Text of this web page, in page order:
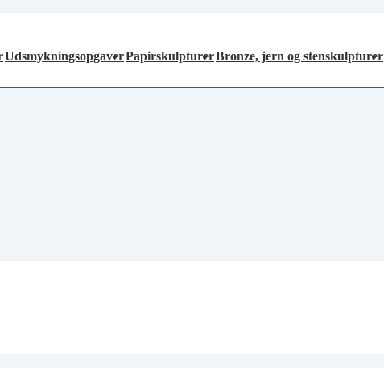
UdsmykningsopgaverPapirskulpturerBronze, jern og stenskulpturer